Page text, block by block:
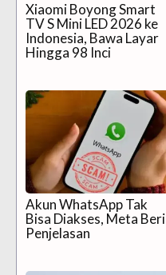
Xiaomi Boyong Smart
TV S Mini LED 2026 ke
Indonesia, Bawa Layar
Hingga 98 Inci
Akun WhatsApp Tak
Bisa Diakses, Meta Beri
Penjelasan